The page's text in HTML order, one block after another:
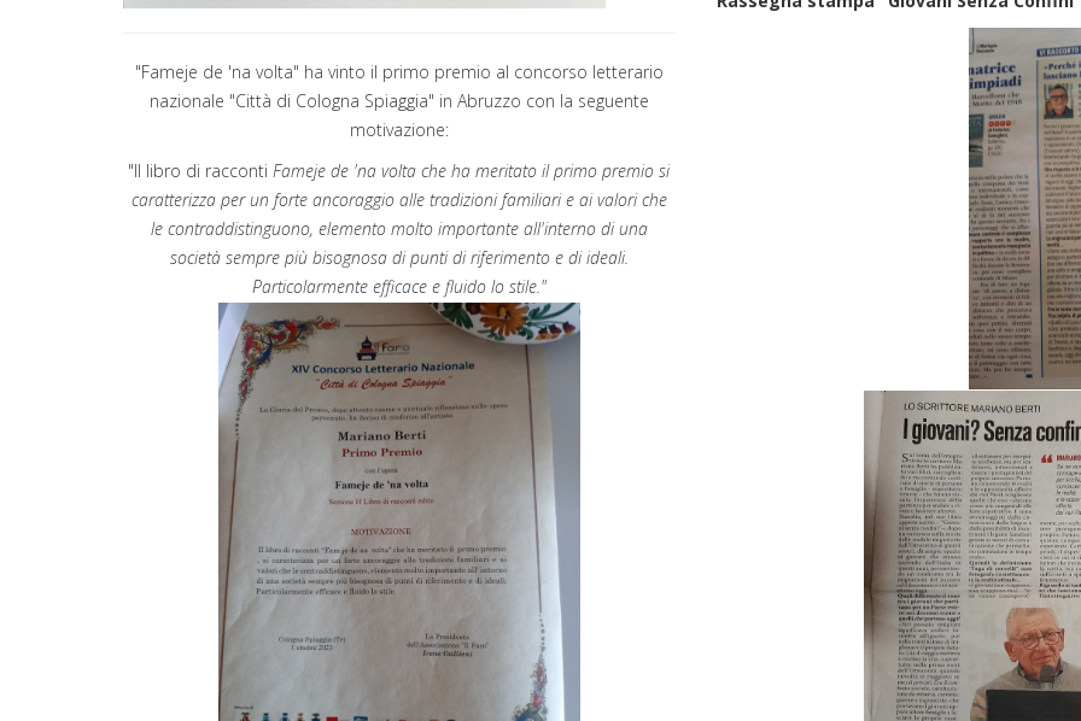
"Fameje de 'na volta" ha vinto il primo premio al concorso letterario
nazionale "Città di Cologna Spiaggia" in Abruzzo con la seguente
motivazione:
"Il libro di raccontiFameje de 'na volta che ha meritato il primo premio si
caratterizza per un forte ancoraggio alle tradizioni familiari e ai valori che
le contraddistinguono, elemento molto importante all'interno di una
società sempre più bisognosa di punti di riferimento e di ideali.
Particolarmente efficace e fluido lo stile."